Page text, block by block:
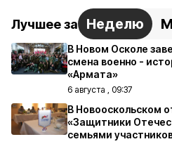
Лучшее за Неделю
В Новом Осколе
смена военно -
«Армата»
6 августа , 09:37
В Новооскольском
«Защитники
семьями